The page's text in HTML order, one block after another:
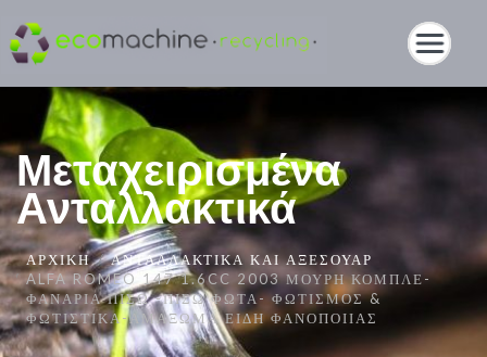
Μεταχειρισμένα
Ανταλλακτικά
ΑΡΧΙΚΉ
ΑΝΤΑΛΛΑΚΤΙΚΆ ΚΑΙ ΑΞΕΣΟΥΆΡ
ALFA ROMEO 147 1.6CC 2003 ΜΟΎΡΗ ΚΟΜΠΛΈ-
ΦΑΝΆΡΙΑ ΠΊΣΩ -ΠΊΣΩ ΦΏΤΑ- ΦΩΤΙΣΜΌΣ &
ΦΩΤΙΣΤΙΚΆ-ΑΜΆΞΩΜΑ ΕΊΔΗ ΦΑΝΟΠΟΙΊΑΣ